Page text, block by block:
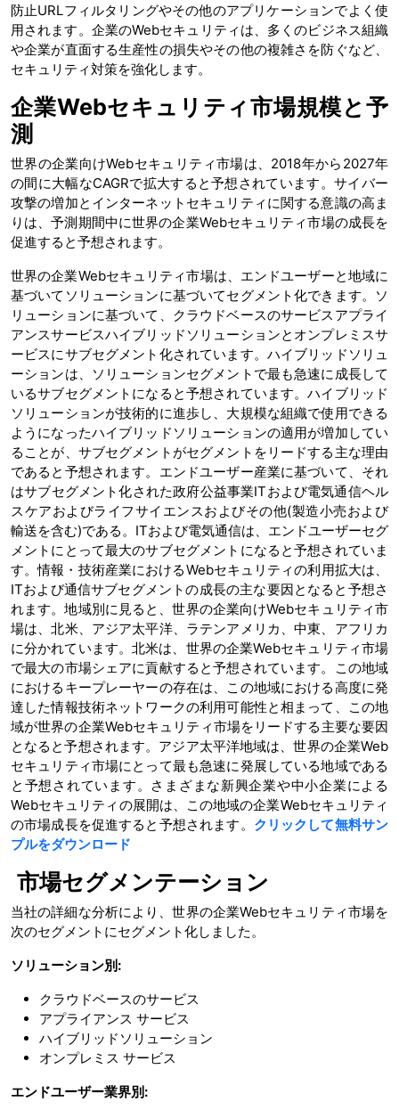
防止URLフィルタリングやその他のアプリケーションでよく使
用されます。企業のWebセキュリティは、多くのビジネス組織
や企業が直面する生産性の損失やその他の複雑さを防ぐなど、
セキュリティ対策を強化します。
企業Webセキュリティ市場規模と予
測
世界の企業向けWebセキュリティ市場は、2018年から2027年
の間に大幅なCAGRで拡大すると予想されています。サイバー
攻撃の増加とインターネットセキュリティに関する意識の高ま
りは、予測期間中に世界の企業Webセキュリティ市場の成長を
促進すると予想されます。
世界の企業Webセキュリティ市場は、エンドユーザーと地域に
基づいてソリューションに基づいてセグメント化できます。ソ
リューションに基づいて、クラウドベースのサービスアプライ
アンスサービスハイブリッドソリューションとオンプレミスサ
ービスにサブセグメント化されています。ハイブリッドソリュ
ーションは、ソリューションセグメントで最も急速に成長して
いるサブセグメントになると予想されています。ハイブリッド
ソリューションが技術的に進歩し、大規模な組織で使用できる
ようになったハイブリッドソリューションの適用が増加してい
ることが、サブセグメントがセグメントをリードする主な理由
であると予想されます。エンドユーザー産業に基づいて、それ
はサブセグメント化された政府公益事業ITおよび電気通信ヘル
スケアおよびライフサイエンスおよびその他(製造小売および
輸送を含む)である。ITおよび電気通信は、エンドユーザーセグ
メントにとって最大のサブセグメントになると予想されていま
す。情報・技術産業におけるWebセキュリティの利用拡大は、
ITおよび通信サブセグメントの成長の主な要因となると予想さ
れます。地域別に見ると、世界の企業向けWebセキュリティ市
場は、北米、アジア太平洋、ラテンアメリカ、中東、アフリカ
に分かれています。北米は、世界の企業Webセキュリティ市場
で最大の市場シェアに貢献すると予想されています。この地域
におけるキープレーヤーの存在は、この地域における高度に発
達した情報技術ネットワークの利用可能性と相まって、この地
域が世界の企業Webセキュリティ市場をリードする主要な要因
となると予想されます。アジア太平洋地域は、世界の企業Web
セキュリティ市場にとって最も急速に発展している地域である
と予想されています。さまざまな新興企業や中小企業による
Webセキュリティの展開は、この地域の企業Webセキュリティ
の市場成長を促進すると予想されます。 クリックして無料サン
プルをダウンロード
市場セグメンテーション
当社の詳細な分析により、世界の企業Webセキュリティ市場を
次のセグメントにセグメント化しました。
ソリューション別:
クラウドベースのサービス
アプライアンス サービス
ハイブリッドソリューション
オンプレミス サービス
エンドユーザー業界別: